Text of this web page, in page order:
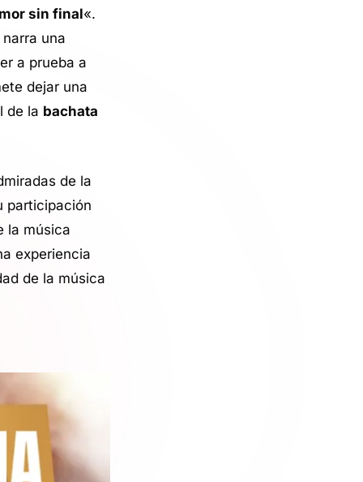
sin final«.
una
a prueba a
dejar una
de la bachata
de la
participación
la música
experiencia
de la música